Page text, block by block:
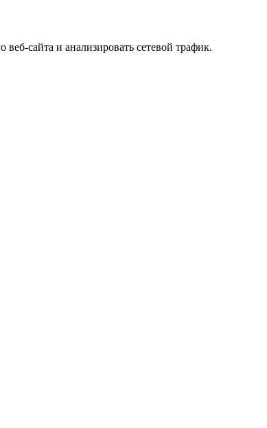
сайта и анализировать сетевой трафик.